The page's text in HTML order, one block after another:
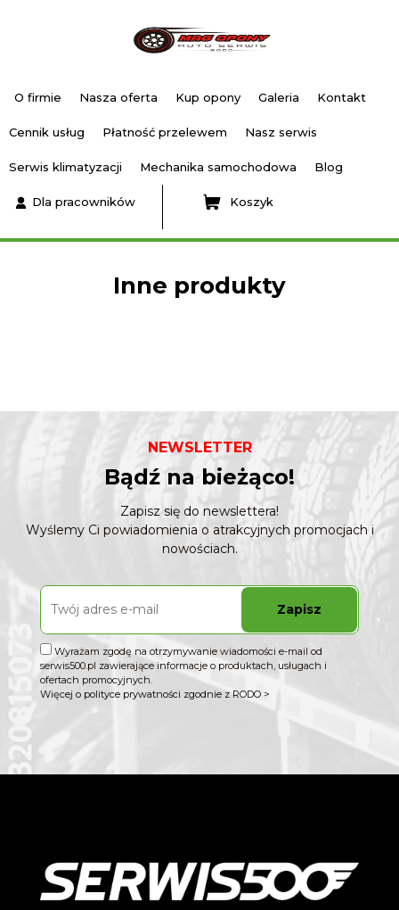
O firmie Nasza oferta Kup opony Galeria Kontakt
Cennik usług Płatność przelewem Nasz serwis
Serwis klimatyzacji Mechanika samochodowa Blog
Dla pracowników Koszyk
Inne produkty
NEWSLETTER
Bądź na bieżąco!
Zapisz się do newslettera!
Wyślemy Ci powiadomienia o atrakcyjnych promocjach i
nowościach.
Zapisz
Wyrażam zgodę na otrzymywanie wiadomości e-mail od
serwis500.pl zawierające informacje o produktach, usługach i
ofertach promocyjnych.
Więcej o polityce prywatności zgodnie z RODO >